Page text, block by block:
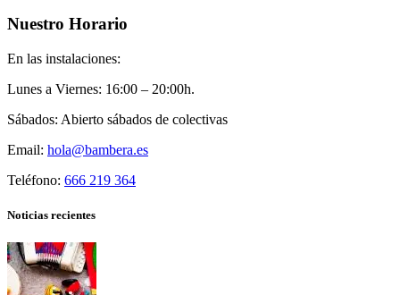
Nuestro Horario
En las instalaciones:
Lunes a Viernes: 16:00 – 20:00h.
Sábados: Abierto sábados de colectivas
Email: hola@bambera.es
Teléfono: 666 219 364
Noticias recientes